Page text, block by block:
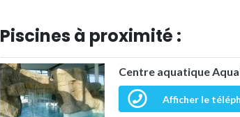
Piscines à proximité :
Centre aquatique
Afficher le